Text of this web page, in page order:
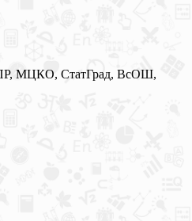
МЦКО, СтатГрад, ВсОШ,